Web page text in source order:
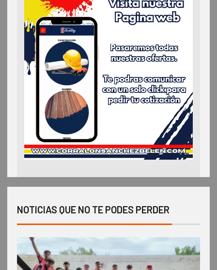
NOTICIAS QUE NO TE PODES PERDER